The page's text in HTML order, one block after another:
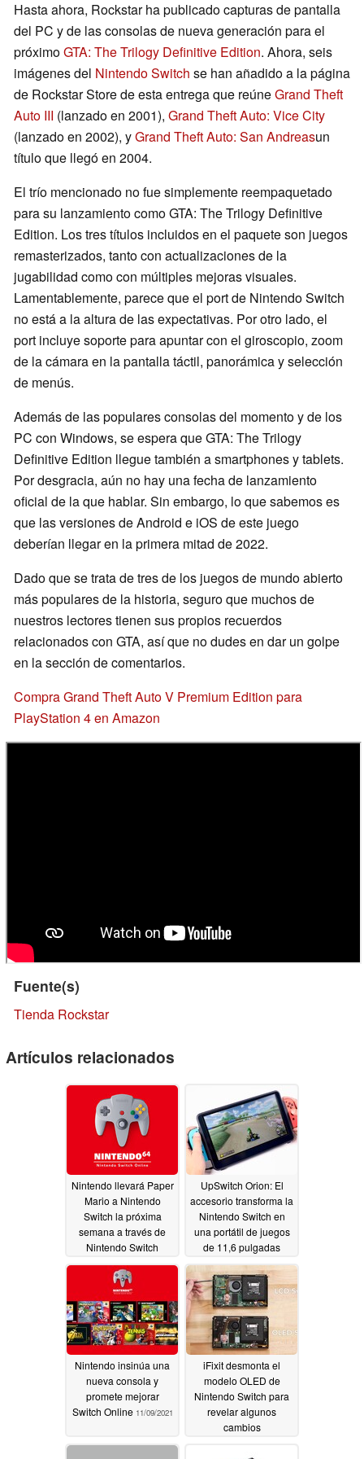
Hasta ahora, Rockstar ha publicado capturas de pantalla
del PC y de las consolas de nueva generación para el
próximoGTA: The Trilogy Definitive Edition. Ahora, seis
imágenes del Nintendo Switch se han añadido a la página
de Rockstar Store de esta entrega que reúneGrand Theft
Auto III (lanzado en 2001), Grand Theft Auto: Vice City
(lanzado en 2002), yGrand Theft Auto: San Andreasun
título que llegó en 2004.
El trío mencionado no fue simplemente reempaquetado
para su lanzamiento como GTA: The Trilogy Definitive
Edition. Los tres títulos incluidos en el paquete son juegos
remasterizados, tanto con actualizaciones de la
jugabilidad como con múltiples mejoras visuales.
Lamentablemente, parece que el port de Nintendo Switch
no está a la altura de las expectativas. Por otro lado, el
port incluye soporte para apuntar con el giroscopio, zoom
de la cámara en la pantalla táctil, panorámica y selección
de menús.
Además de las populares consolas del momento y de los
PC con Windows, se espera que GTA: The Trilogy
Definitive Edition llegue también a smartphones y tablets.
Por desgracia, aún no hay una fecha de lanzamiento
oficial de la que hablar. Sin embargo, lo que sabemos es
que las versiones de Android e iOS de este juego
deberían llegar en la primera mitad de 2022.
Dado que se trata de tres de los juegos de mundo abierto
más populares de la historia, seguro que muchos de
nuestros lectores tienen sus propios recuerdos
relacionados con GTA, así que no dudes en dar un golpe
en la sección de comentarios.
Compra Grand Theft Auto V Premium Edition para
PlayStation 4 en Amazon
Fuente(s)
Tienda Rockstar
Artículos relacionados
Nintendo llevará Paper
Mario a Nintendo
Switch la próxima
semana a través de
Nintendo Switch
Online12/07/2021
UpSwitch Orion: El
accesorio transforma la
Nintendo Switch en
una portátil de juegos
de 11,6 pulgadas
12/01/2021
Nintendo insinúa una
nueva consola y
promete mejorar
Switch Online 11/09/2021
iFixit desmonta el
modelo OLED de
Nintendo Switch para
revelar algunos
cambios